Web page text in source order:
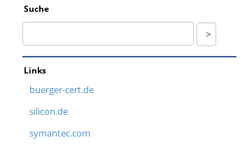
Suche
Links
buerger-cert.de
silicon.de
symantec.com